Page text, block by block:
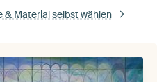
& Material selbst wählen